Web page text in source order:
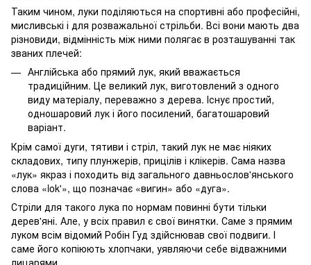
Таким чином, луки поділяються на спортивні або професійні,
мисливські і для розважальної стрільби. Всі вони мають два
різновиди, відмінність між ними полягає в розташуванні так
званих плечей:
Англійська або прямий лук, який вважається
традиційним. Це великий лук, виготовлений з одного
виду матеріалу, переважно з дерева. Існує простий,
одношаровий лук і його посилений, багатошаровий
варіант.
Крім самої дуги, тятиви і стріл, такий лук не має ніяких
складових, типу плунжерів, прицілів і клікерів. Сама назва
«лук» якраз і походить від загального давньослов'янського
слова «lok'», що позначає «вигин» або «дуга».
Стріли для такого лука по нормам повинні бути тільки
дерев'яні. Але, у всіх правил є свої винятки. Саме з прямим
луком всім відомий Робін Гуд здійснював свої подвиги. І
саме його копіюють хлопчаки, уявляючи себе відважними